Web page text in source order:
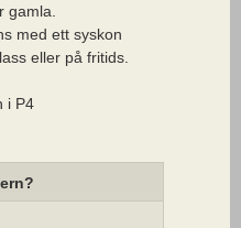
gamla.
med ett syskon
eller på fritids.
i P4